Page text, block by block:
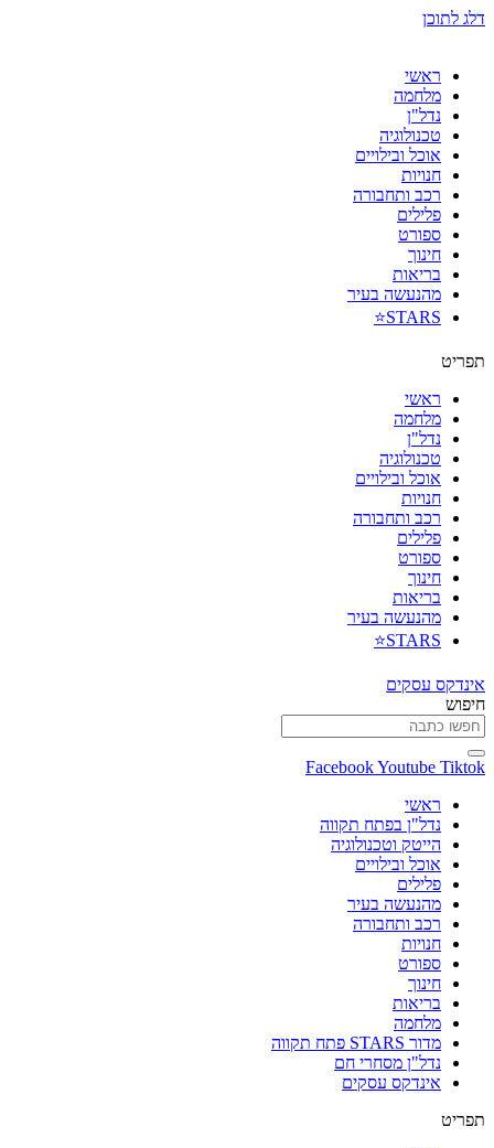
דלג לתוכן
ראשי
מלחמה
נדל"ן
טכנולוגיה
אוכל ובילויים
חנויות
רכב ותחבורה
פלילים
ספורט
חינוך
בריאות
מהנעשה בעיר
STARS⭐
תפריט
ראשי
מלחמה
נדל"ן
טכנולוגיה
אוכל ובילויים
חנויות
רכב ותחבורה
פלילים
ספורט
חינוך
בריאות
מהנעשה בעיר
STARS⭐
אינדקס עסקים
חיפוש
FacebookYoutube Tiktok
ראשי
נדל"ן בפתח תקווה
הייטק וטכנולוגיה
אוכל ובילויים
פלילים
מהנעשה בעיר
רכב ותחבורה
חנויות
ספורט
חינוך
בריאות
מלחמה
מדור STARS פתח תקווה
נדל"ן מסחרי חם
אינדקס עסקים
תפריט